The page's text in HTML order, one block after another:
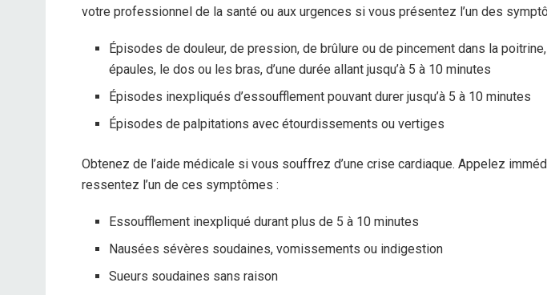
votre professionnel de la santé ou aux urgences si vous présentez l’un des
Épisodes de douleur, de pression, de brûlure ou de pincement dans la
épaules, le dos ou les bras, d’une durée allant jusqu’à 5 à 10 minutes
Épisodes inexpliqués d’essoufflement pouvant durer jusqu’à 5 à 10 minutes
Épisodes de palpitations avec étourdissements ou vertiges
Obtenez de l’aide médicale si vous souffrez d’une crise cardiaque. Appelez
ressentez l’un de ces symptômes :
Essoufflement inexpliqué durant plus de 5 à 10 minutes
Nausées sévères soudaines, vomissements ou indigestion
Sueurs soudaines sans raison